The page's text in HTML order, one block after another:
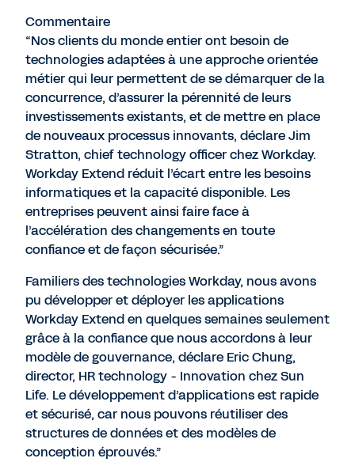
Commentaire
“Nos clients du monde entier ont besoin de
technologies adaptées à une approche orientée
métier qui leur permettent de se démarquer de la
concurrence, d’assurer la pérennité de leurs
investissements existants, et de mettre en place
de nouveaux processus innovants, déclare Jim
Stratton, chief technology officer chez Workday.
Workday Extend réduit l’écart entre les besoins
informatiques et la capacité disponible. Les
entreprises peuvent ainsi faire face à
l’accélération des changements en toute
confiance et de façon sécurisée.”
Familiers des technologies Workday, nous avons
pu développer et déployer les applications
Workday Extend en quelques semaines seulement
grâce à la confiance que nous accordons à leur
modèle de gouvernance, déclare Eric Chung,
director, HR technology - Innovation chez Sun
Life. Le développement d’applications est rapide
et sécurisé, car nous pouvons réutiliser des
structures de données et des modèles de
conception éprouvés.”